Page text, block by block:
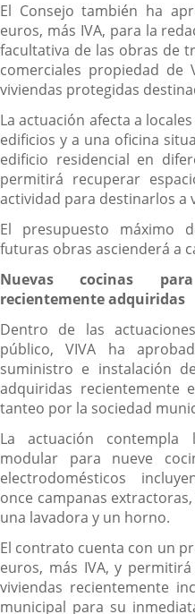
El Consejo también ha
euros, más IVA, para la
facultativa de las obras de
comerciales propiedad de
viviendas protegidas
La actuación afecta a
edificios y a una oficina
edificio residencial en
permitirá recuperar
actividad para destinarlos a
El presupuesto máximo
futuras obras ascienderá a
Nuevas cocinas
recientemente adquiridas
Dentro de las
público, VIVA ha
suministro e instalación
adquiridas recientemente
tanteo por la sociedad
La actuación
modular para nueve
electrodomésticos
once campanas
una lavadora y un horno.
El contrato cuenta con un
euros, más IVA, y
viviendas recientemente
municipal para su